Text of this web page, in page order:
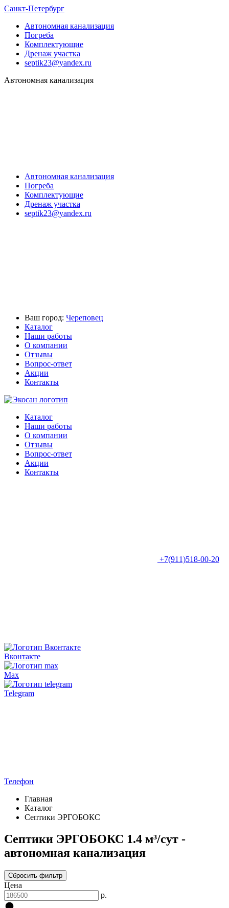
Санкт-Петербург
Автономная канализация
Погреба
Комплектующие
Дренаж участка
septik23@yandex.ru
Автономная канализация
Автономная канализация
Погреба
Комплектующие
Дренаж участка
septik23@yandex.ru
Ваш город: Череповец
Каталог
Наши работы
О компании
Отзывы
Вопрос-ответ
Акции
Контакты
Каталог
Наши работы
О компании
Отзывы
Вопрос-ответ
Акции
Контакты
+7(911)518-00-20
Вконтакте
Max
Telegram
Телефон
Главная
Каталог
Септики ЭРГОБОКС
Септики ЭРГОБОКС 1.4 м³/сут -
автономная канализация
Сбросить фильтр
Цена
р.